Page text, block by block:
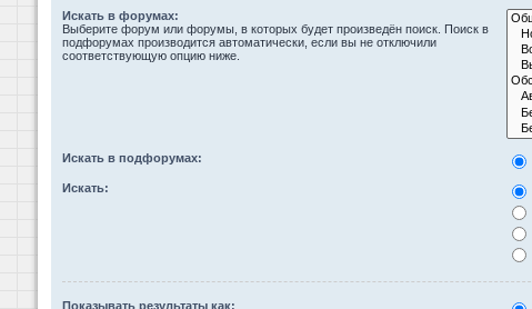
Искать в форумах:
Выберите форум или форумы, в которых будет произведён поиск. Поиск в
подфорумах производится автоматически, если вы не отключили
соответствующую опцию ниже.
Искать в подфорумах:
Искать:
Показывать результаты как: